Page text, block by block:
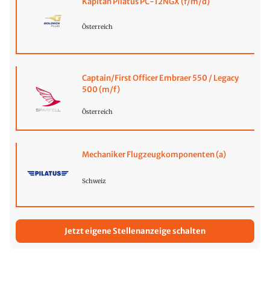
Österreich
Captain/First Officer Embraer 550 / Legacy
500 (m/f)
Österreich
Mechaniker Flugzeugkomponenten (a)
Schweiz
Jetzt eigene Stellenanzeige schalten